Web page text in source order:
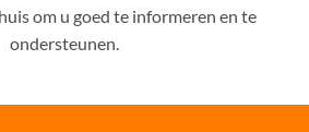
om u goed te informeren en te
ondersteunen.